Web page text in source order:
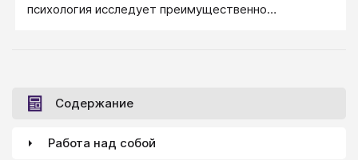
психология исследует преимущественно
Содержание
Работа над собой